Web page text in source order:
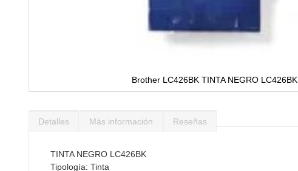
Brother LC426BK TINTA NEGRO LC426BK
comienzo
galería
Detalles
TINTA NEGRO LC426BK
Tipología: Tinta
Más información Reseñas